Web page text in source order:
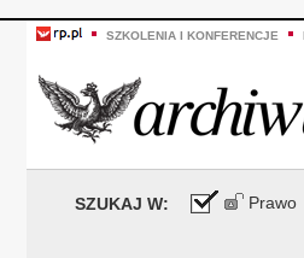
SZKOLENIA I KONFERENCJE
SZUKAJ W: Prawo